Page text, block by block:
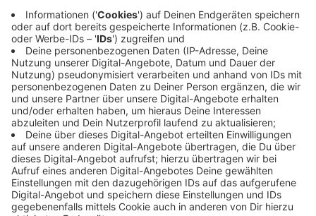
Anzeige
Reparatur abgeschlossen, Austausch geplant
Anzeige
Die Brücke war zuvor aus Sicherheitsgründen gesperrt,
weil der Belag durch das Wetter gelitten hatte. Um
künftige Sperrungen zu verhindern, plant die Stadt
einen vollständigen Austausch des Holzbelags in den
kommenden Monaten. Bis dahin bleibt die Brücke